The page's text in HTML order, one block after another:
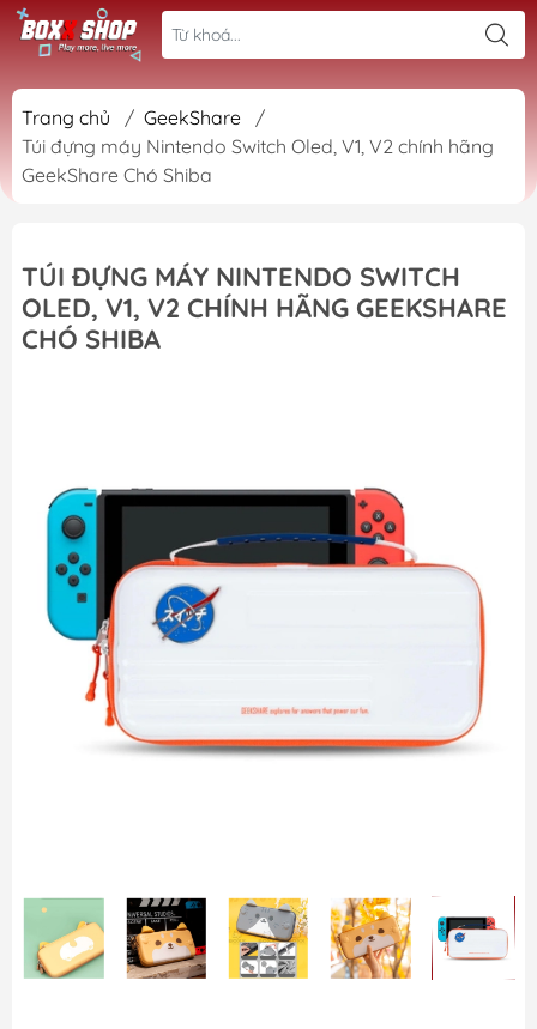
Trang chủ / GeekShare
/
Túi đựng máy Nintendo Switch Oled, V1, V2 chính hãng
GeekShare Chó Shiba
TÚI ĐỰNG MÁY NINTENDO SWITCH
OLED, V1, V2 CHÍNH HÃNG GEEKSHARE
CHÓ SHIBA